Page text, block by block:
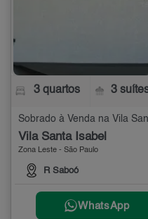
3 quartos 3
Sobrado à Venda na Vila
Vila Santa Isabel
Zona Leste - São Paulo
R Saboó
WhatsApp